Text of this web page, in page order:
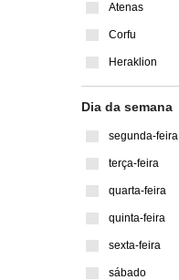
Atenas
Corfu
Heraklion
Dia da semana
segunda-feira
terça-feira
quarta-feira
quinta-feira
sexta-feira
sábado